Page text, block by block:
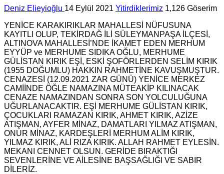
Deniz Elieyioğlu 14 Eylül 2021 Yitirdiklerimiz 1,126 Göserim
YENİCE KARAKIRlKLAR MAHALLESİ NÜFUSUNA
KAYITLI OLUP, TEKİRDAĞ İLİ SÜLEYMANPAŞA İLÇESİ,
ALTINOVA MAHALLESİ’NDE İKAMET EDEN MERHUM
EYYÜP ve MERHUME SIDIKA OĞLU, MERHUME
GÜLİSTAN KIRIK EŞİ, ESKİ ŞOFÖRLERDEN SELİM KIRIK
(1955 DOĞUMLU) HAKKIN RAHMETİNE KAVUŞMUŞTUR.
CENAZESİ (12.09.2021 ZAR GÜNÜ) YENİCE MERKEZ
CAMİİNDE ÖĞLE NAMAZINA MÜTEAKİP KILINACAK
CENAZE NAMAZINDAN SONRA SON YOLCULUĞUNA
UĞURLANACAKTIR. EŞİ MERHUME GÜLİSTAN KIRIK,
ÇOCUKLARI RAMAZAN KIRIK, AHMET KIRIK, AZİZE
ATIŞMAN, AYFER MİNAZ, DAMATLARI YILMAZ ATIŞMAN,
ONUR MİNAZ, KARDEŞLERİ MERHUM ALİM KIRIK,
YILMAZ KIRIK, ALİ RIZA KIRIK. ALLAH RAHMET EYLESİN.
MEKANI CENNET OLSUN. GERİDE BIRAKTIĞI
SEVENLERİNE VE AİLESİNE BAŞSAĞLIĞI VE SABIR
DİLERİZ.